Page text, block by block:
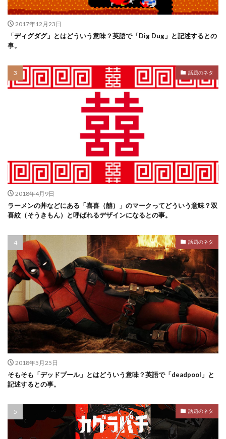
2017年12月23日
「ディグダグ」とはどういう意味？英語で「Dig Dug」と記述するとの
事。
話題のネタ
2018年4月9日
ラーメンの丼などにある「喜喜（囍）」のマークってどういう意味？双
喜紋（そうきもん）と呼ばれるデザインになるとの事。
話題のネタ
2018年5月25日
そもそも「デッドプール」とはどういう意味？英語で「deadpool」と
記述するとの事。
話題のネタ